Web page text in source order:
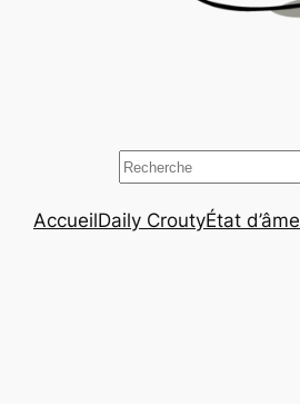
Rechercher
AccueilDaily CroutyÉtat d’âme